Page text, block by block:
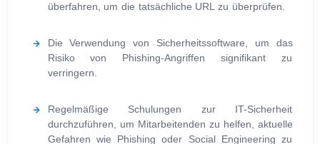
überfahren, um die tatsächliche URL zu überprüfen.
Die Verwendung von Sicherheitssoftware, um das
Risiko von Phishing-Angriffen signifikant zu
verringern.
Regelmäßige Schulungen zur IT-Sicherheit
durchzuführen, um Mitarbeitenden zu helfen, aktuelle
Gefahren wie Phishing oder Social Engineering zu